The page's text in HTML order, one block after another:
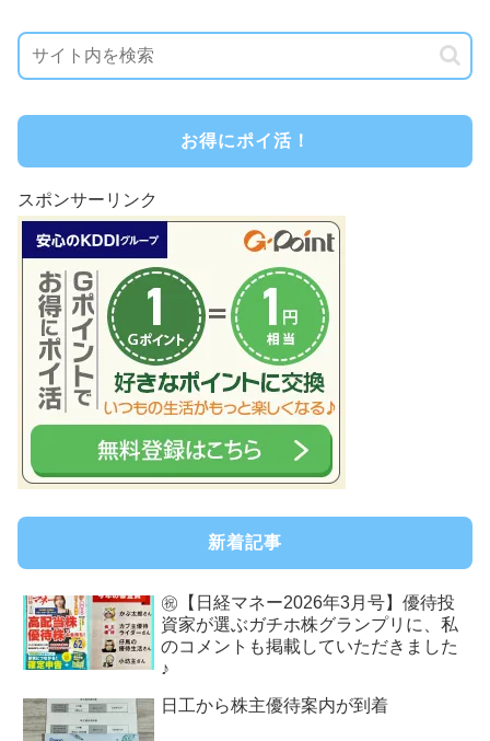
お得にポイ活！
スポンサーリンク
新着記事
㊗【日経マネー2026年3月号】優待投
資家が選ぶガチホ株グランプリに、私
のコメントも掲載していただきました
♪
日工から株主優待案内が到着